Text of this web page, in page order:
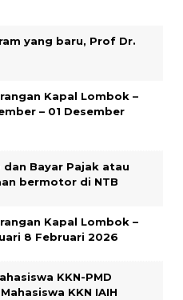
yang baru, Prof Dr.
Kapal Lombok –
– 01 Desember
dan Bayar Pajak atau
bermotor di NTB
Kapal Lombok –
8 Februari 2026
KKN-PMD
KKN IAIH